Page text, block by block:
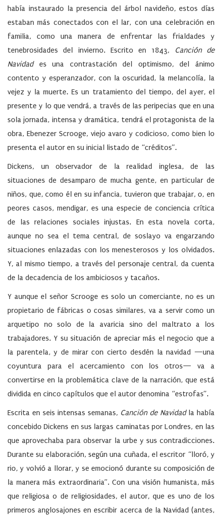
había instaurado la presencia del árbol navideño, estos días
estaban más conectados con el lar, con una celebración en
familia, como una manera de enfrentar las frialdades y
tenebrosidades del invierno. Escrito en 1843, Canción de
Navidad es una contrastación del optimismo, del ánimo
contento y esperanzador, con la oscuridad, la melancolía, la
vejez y la muerte. Es un tratamiento del tiempo, del ayer, el
presente y lo que vendrá, a través de las peripecias que en una
sola jornada, intensa y dramática, tendrá el protagonista de la
obra, Ebenezer Scrooge, viejo avaro y codicioso, como bien lo
presenta el autor en su inicial listado de “créditos”.
Dickens, un observador de la realidad inglesa, de las
situaciones de desamparo de mucha gente, en particular de
niños, que, como él en su infancia, tuvieron que trabajar, o, en
peores casos, mendigar, es una especie de conciencia crítica
de las relaciones sociales injustas. En esta novela corta,
aunque no sea el tema central, de soslayo va engarzando
situaciones enlazadas con los menesterosos y los olvidados.
Y, al mismo tiempo, a través del personaje central, da cuenta
de la decadencia de los ambiciosos y tacaños.
Y aunque el señor Scrooge es solo un comerciante, no es un
propietario de fábricas o cosas similares, va a servir como un
arquetipo no solo de la avaricia sino del maltrato a los
trabajadores. Y su situación de apreciar más el negocio que a
la parentela, y de mirar con cierto desdén la navidad —una
coyuntura para el acercamiento con los otros— va a
convertirse en la problemática clave de la narración, que está
dividida en cinco capítulos que el autor denomina “estrofas”.
Escrita en seis intensas semanas, Canción de Navidad la había
concebido Dickens en sus largas caminatas por Londres, en las
que aprovechaba para observar la urbe y sus contradicciones.
Durante su elaboración, según una cuñada, el escritor “lloró, y
rio, y volvió a llorar, y se emocionó durante su composición de
la manera más extraordinaria”. Con una visión humanista, más
que religiosa o de religiosidades, el autor, que es uno de los
primeros anglosajones en escribir acerca de la Navidad (antes,